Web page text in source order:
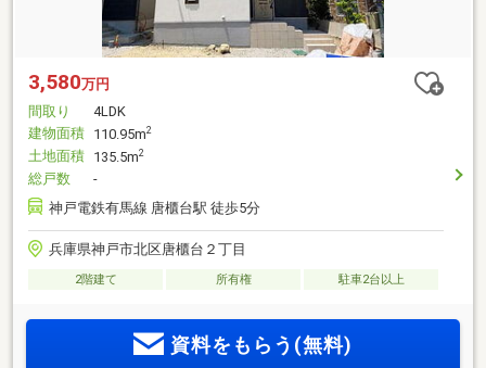
3,580万円
間取り
4LDK
建物面積 110.95m2
土地面積 135.5m2
総戸数
-
神戸電鉄有馬線 唐櫃台駅 徒歩5分
兵庫県神戸市北区唐櫃台２丁目
2階建て 所有権 駐車2台以上
資料をもらう(無料)